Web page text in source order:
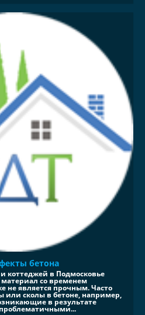
бетона
коттеджей в Подмосковье
со временем
не является прочным. Часто
или сколы в бетоне, например,
в результате
проблематичными...